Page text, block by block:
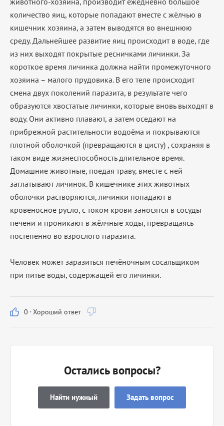
количество яиц, которые попадают вместе с жёлчью в
кишечник хозяина, а затем выводятся во внешнюю
среду. Дальнейшее развитие яиц происходит в воде, где
из них выходят покрытые ресничками личинки. За
короткое время личинка должна найти промежуточного
хозяина – малого прудовика. В его теле происходит
смена двух поколений паразита, в результате чего
образуются хвостатые личинки, которые вновь выходят в
воду. Они активно плавают, а затем оседают на
прибрежной растительности водоёма и покрываются
плотной оболочкой (превращаются в цисту) , сохраняя в
таком виде жизнеспособность длительное время.
Домашние животные, поедая траву, вместе с ней
заглатывают личинок. В кишечнике этих животных
оболочки растворяются, личинки попадают в
кровеносное русло, с током крови заносятся в сосуды
печени и проникают в жёлчные ходы, превращаясь
постепенно во взрослого паразита.
Человек может заразиться печёночным сосальщиком
при питье воды, содержащей его личинки.
0 · Хороший ответ
Остались вопросы?
Найти нужный Задать вопрос